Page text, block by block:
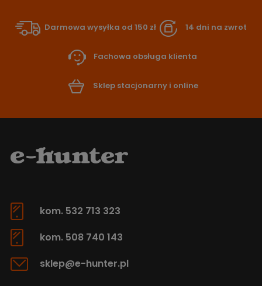
Darmowa wysyłka od 150 zł 14 dni na zwrot
Fachowa obsługa klienta
Sklep stacjonarny i online
kom. 532 713 323
kom. 508 740 143
sklep@e-hunter.pl